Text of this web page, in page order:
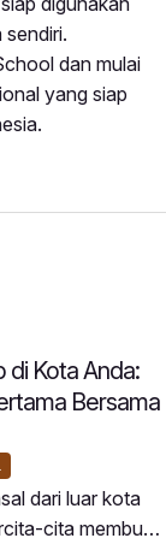
dan mulai
yang siap
di Kota Anda:
Bersama
dari luar kota
cita membuka